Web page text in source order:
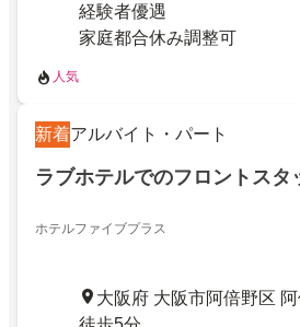
経験者優遇
家庭都合休み調整可
人気
新着アルバイト・パート
ラブホテルでのフロントスタ
ホテルファイブプラス
大阪府 大阪市阿倍野区